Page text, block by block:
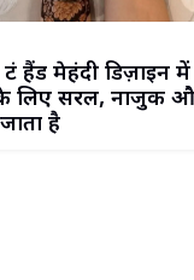
हैंड मेहंदी डिज़ाइन में
लिए सरल, नाजुक
है